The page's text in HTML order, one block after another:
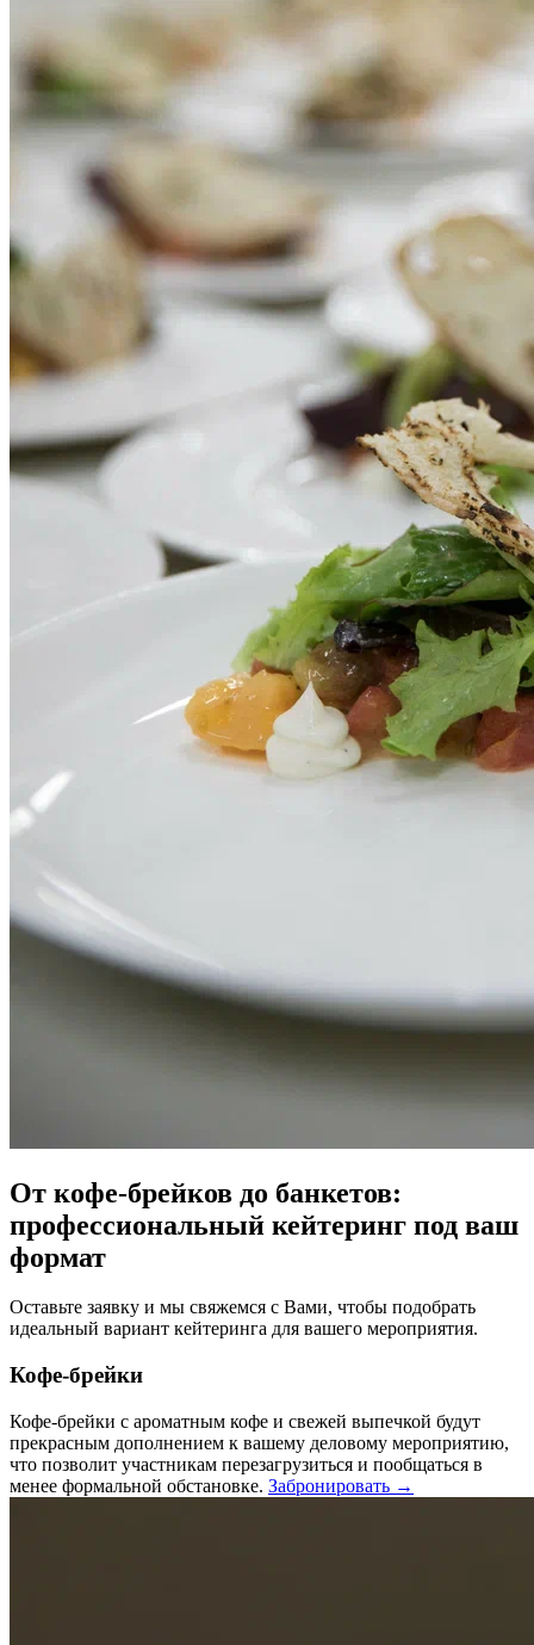
От кофе-брейков до банкетов:
профессиональный кейтеринг под ваш
формат
Оставьте заявку и мы свяжемся с Вами, чтобы подобрать
идеальный вариант кейтеринга для вашего мероприятия.
Кофе-брейки
Кофе-брейки с ароматным кофе и свежей выпечкой будут
прекрасным дополнением к вашему деловому мероприятию,
что позволит участникам перезагрузиться и пообщаться в
менее формальной обстановке. Забронировать →